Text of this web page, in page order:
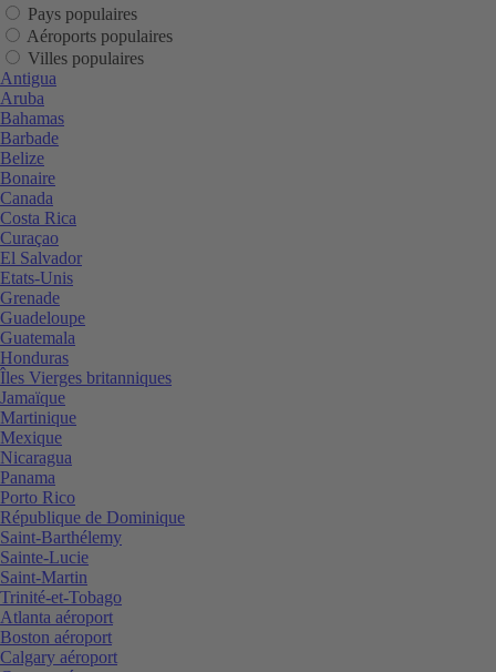
Pays populaires
Aéroports populaires
Villes populaires
Antigua
Aruba
Bahamas
Barbade
Belize
Bonaire
Canada
Costa Rica
Curaçao
El Salvador
Etats-Unis
Grenade
Guadeloupe
Guatemala
Honduras
Îles Vierges britanniques
Jamaïque
Martinique
Mexique
Nicaragua
Panama
Porto Rico
République de Dominique
Saint-Barthélemy
Sainte-Lucie
Saint-Martin
Trinité-et-Tobago
Atlanta aéroport
Boston aéroport
Calgary aéroport